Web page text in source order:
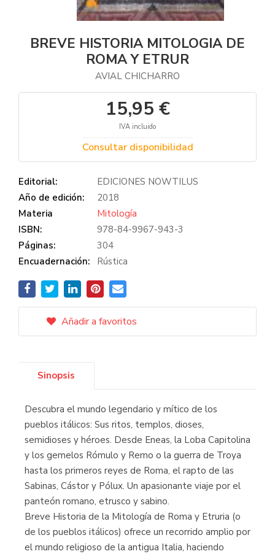
BREVE HISTORIA MITOLOGIA DE
ROMA Y ETRUR
AVIAL CHICHARRO
15,95 €
IVA incluido
Consultar disponibilidad
Editorial:
EDICIONES NOWTILUS
Año de edición:
2018
Materia
Mitología
ISBN:
978-84-9967-943-3
Páginas:
304
Encuadernación:
Rústica
Añadir a favoritos
Sinopsis
Descubra el mundo legendario y mítico de los
pueblos itálicos: Sus ritos, templos, dioses,
semidioses y héroes. Desde Eneas, la Loba Capitolina
y los gemelos Rómulo y Remo o la guerra de Troya
hasta los primeros reyes de Roma, el rapto de las
Sabinas, Cástor y Pólux. Un apasionante viaje por el
panteón romano, etrusco y sabino.
Breve Historia de la Mitología de Roma y Etruria (o
de los pueblos itálicos) ofrece un recorrido amplio por
el mundo religioso de la antigua Italia, haciendo